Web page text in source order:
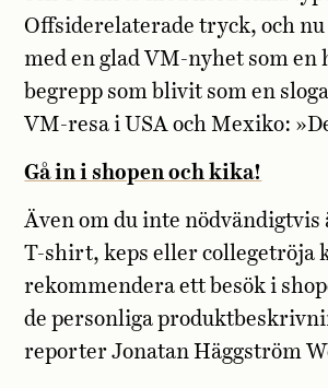
Offsiderelaterade tryck, och
med en glad VM-nyhet som
begrepp som blivit som en
VM-resa i USA och Mexiko:
Gå in i shopen och kika!
Även om du inte nödvändigtvis
T-shirt, keps eller collegetröja
rekommendera ett besök i
de personliga
reporter Jonatan Häggström